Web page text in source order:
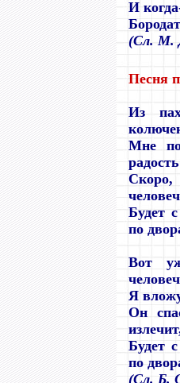
И
(Сл. М.
Песня
Из
Мне
Будет
по
Вот
Я
Он
Будет
по
(Сл. Б.